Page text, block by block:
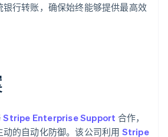
银行转账，确保始终能够提供最高效
Stripe Enterprise Support 合作，
动的自动化防御。该公司利用 Stripe